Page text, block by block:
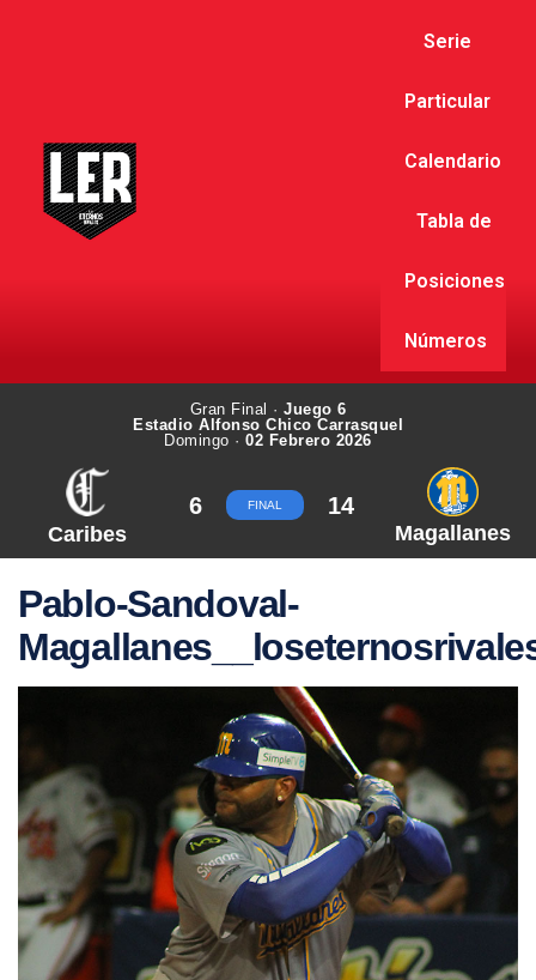
Serie
Particular
Calendario
Tabla de
Posiciones
Números
Gran Final · Juego 6
Estadio Alfonso Chico Carrasquel
Domingo ·02 Febrero 2026
Caribes
6 FINAL 14
Magallanes
Pablo-Sandoval-